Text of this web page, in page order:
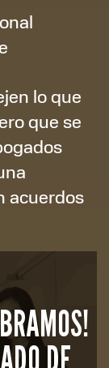
lo que
que se
acuerdos
DE